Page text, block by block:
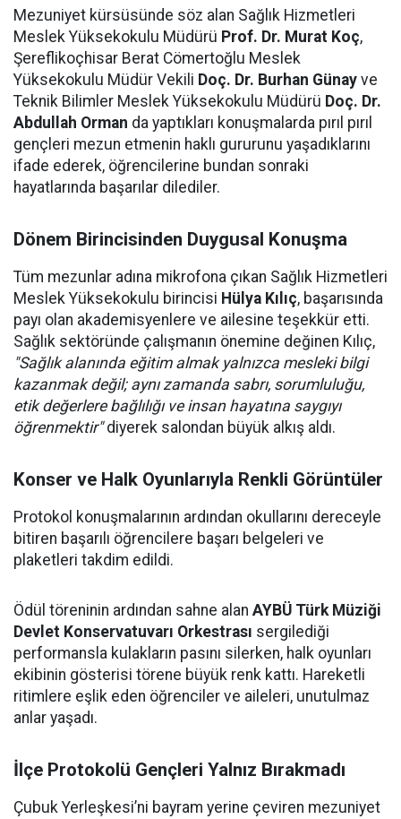
Mezuniyet kürsüsünde söz alan Sağlık Hizmetleri
Meslek Yüksekokulu Müdürü Prof. Dr. Murat Koç,
Şereflikoçhisar Berat Cömertoğlu Meslek
Yüksekokulu Müdür Vekili Doç. Dr. Burhan Günay ve
Teknik Bilimler Meslek Yüksekokulu Müdürü Doç. Dr.
Abdullah Orman da yaptıkları konuşmalarda pırıl pırıl
gençleri mezun etmenin haklı gururunu yaşadıklarını
ifade ederek, öğrencilerine bundan sonraki
hayatlarında başarılar dilediler.
Dönem Birincisinden Duygusal Konuşma
Tüm mezunlar adına mikrofona çıkan Sağlık Hizmetleri
Meslek Yüksekokulu birincisi Hülya Kılıç, başarısında
payı olan akademisyenlere ve ailesine teşekkür etti.
Sağlık sektöründe çalışmanın önemine değinen Kılıç,
"Sağlık alanında eğitim almak yalnızca mesleki bilgi
kazanmak değil; aynı zamanda sabrı, sorumluluğu,
etik değerlere bağlılığı ve insan hayatına saygıyı
öğrenmektir"diyerek salondan büyük alkış aldı.
Konser ve Halk Oyunlarıyla Renkli Görüntüler
Protokol konuşmalarının ardından okullarını dereceyle
bitiren başarılı öğrencilere başarı belgeleri ve
plaketleri takdim edildi.
Ödül töreninin ardından sahne alan AYBÜ Türk Müziği
Devlet Konservatuvarı Orkestrası sergilediği
performansla kulakların pasını silerken, halk oyunları
ekibinin gösterisi törene büyük renk kattı. Hareketli
ritimlere eşlik eden öğrenciler ve aileleri, unutulmaz
anlar yaşadı.
İlçe Protokolü Gençleri Yalnız Bırakmadı
Çubuk Yerleşkesi’ni bayram yerine çeviren mezuniyet